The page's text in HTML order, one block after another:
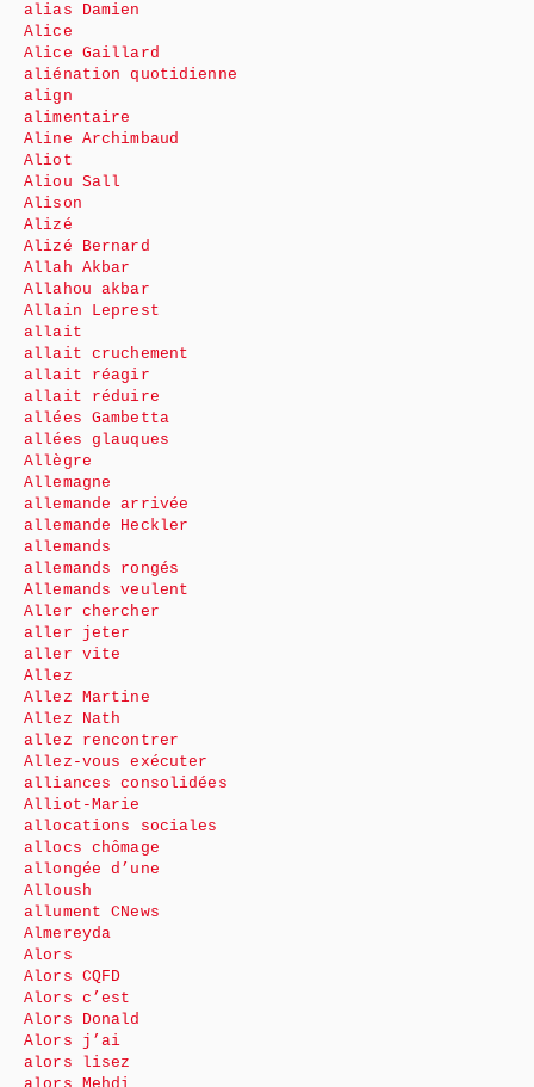
alias Damien
Alice
Alice Gaillard
aliénation quotidienne
align
alimentaire
Aline Archimbaud
Aliot
Aliou Sall
Alison
Alizé
Alizé Bernard
Allah Akbar
Allahou akbar
Allain Leprest
allait
allait cruchement
allait réagir
allait réduire
allées Gambetta
allées glauques
Allègre
Allemagne
allemande arrivée
allemande Heckler
allemands
allemands rongés
Allemands veulent
Aller chercher
aller jeter
aller vite
Allez
Allez Martine
Allez Nath
allez rencontrer
Allez-vous exécuter
alliances consolidées
Alliot-Marie
allocations sociales
allocs chômage
allongée d’une
Alloush
allument CNews
Almereyda
Alors
Alors CQFD
Alors c’est
Alors Donald
Alors j’ai
alors lisez